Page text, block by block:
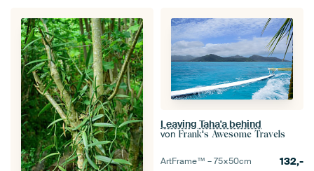
Leaving Taha'a behind
von Frank's Awesome Travels
ArtFrame™ –75×50cm 132,-